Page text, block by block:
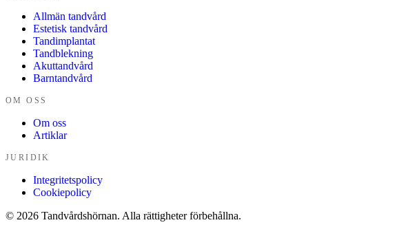
Allmän tandvård
Estetisk tandvård
Tandimplantat
Tandblekning
Akuttandvård
Barntandvård
OM OSS
Om oss
Artiklar
JURIDIK
Integritetspolicy
Cookiepolicy
© 2026 Tandvårdshörnan. Alla rättigheter förbehållna.